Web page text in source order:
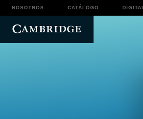
NOSOTROS CATÁLOGO DIGITAL